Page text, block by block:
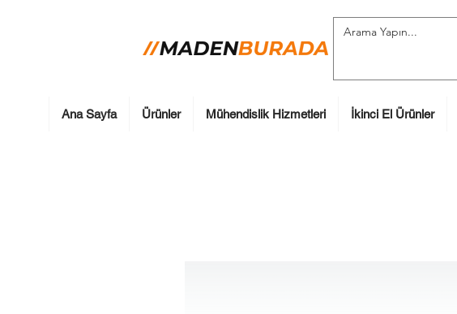
Ana Sayfa Ürünler Mühendislik Hizmetleri İkinci El Ürünler